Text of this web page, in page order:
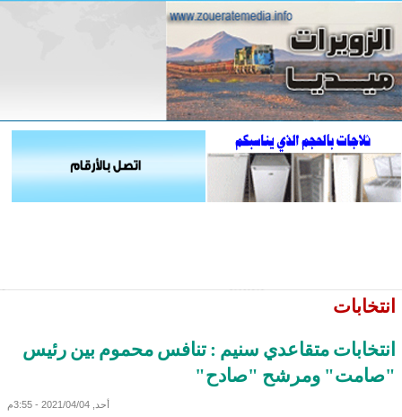
انتخابات
انتخابات متقاعدي سنيم : تنافس محموم بين رئيس
"صامت" ومرشح "صادح"
أحد, 2021/04/04 - 3:55م